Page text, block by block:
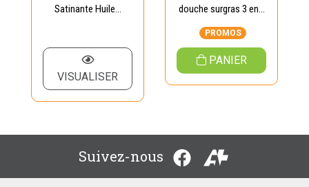
Satinante Huile...
VISUALISER
douche surgras 3 en...
PROMOS
PANIER
Suivez-nous